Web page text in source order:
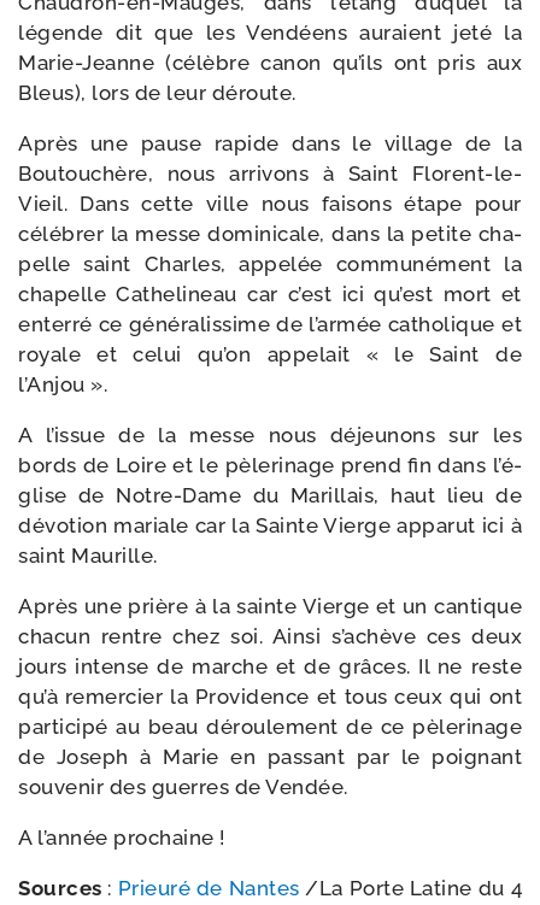
légende dit que les Vendéens auraient jeté la
Marie-​Jeanne (célèbre canon qu’ils ont pris aux
Bleus), lors de leur déroute.
Après une pause rapide dans le vil­lage de la
Boutouchère, nous arri­vons à Saint Florent-​le-​
Vieil. Dans cette ville nous fai­sons étape pour
célé­brer la messe domi­ni­cale, dans la petite cha­
pelle saint Charles, appe­lée com­mu­né­ment la
cha­pelle Cathelineau car c’est ici qu’est mort et
enter­ré ce géné­ra­lis­sime de l’ar­mée catho­lique et
royale et celui qu’on appe­lait « le Saint de
l’Anjou ».
A l’is­sue de la messe nous déjeu­nons sur les
bords de Loire et le pèle­ri­nage prend fin dans l’é­
glise de Notre-​Dame du Marillais, haut lieu de
dévo­tion mariale car la Sainte Vierge appa­rut ici à
saint Maurille.
Après une prière à la sainte Vierge et un can­tique
cha­cun rentre chez soi. Ainsi s’a­chève ces deux
jours intense de marche et de grâces. Il ne reste
qu’à remer­cier la Providence et tous ceux qui ont
par­ti­ci­pé au beau dérou­le­ment de ce pèle­ri­nage
de Joseph à Marie en pas­sant par le poi­gnant
sou­ve­nir des guerres de Vendée.
A l’an­née prochaine !
Sources : Prieuré de Nantes /​La Porte Latine du 4